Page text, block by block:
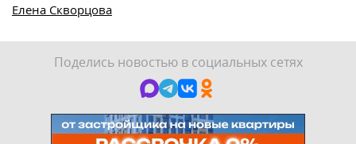
Елена Скворцова
Поделись новостью в социальных сетях